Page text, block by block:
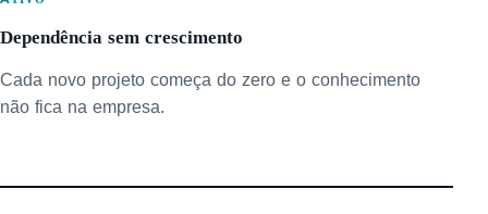
Dependência sem crescimento
Cada novo projeto começa do zero e o conhecimento
não fica na empresa.